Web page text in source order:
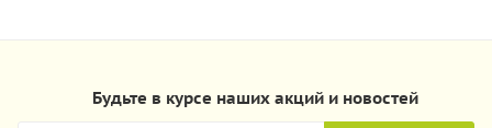
Будьте в курсе наших акций и новостей